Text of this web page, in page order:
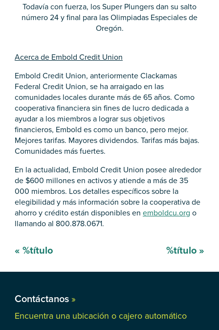
Todavía con fuerza, los Super Plungers dan su salto
número 24 y final para las Olimpiadas Especiales de
Oregón.
Acerca de Embold Credit Union
Embold Credit Union, anteriormente Clackamas
Federal Credit Union, se ha arraigado en las
comunidades locales durante más de 65 años. Como
cooperativa financiera sin fines de lucro dedicada a
ayudar a los miembros a lograr sus objetivos
financieros, Embold es como un banco, pero mejor.
Mejores tarifas. Mayores dividendos. Tarifas más bajas.
Comunidades más fuertes.
En la actualidad, Embold Credit Union posee alrededor
de $600 millones en activos y atiende a más de 35
000 miembros. Los detalles específicos sobre la
elegibilidad y más información sobre la cooperativa de
ahorro y crédito están disponibles en emboldcu.org o
llamando al 800.878.0671.
Mensaje
navegación
« %título %título »
Contáctanos »
Encuentra una ubicación o cajero automático